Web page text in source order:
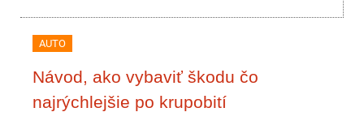
AUTO
Návod, ako vybaviť škodu čo
najrýchlejšie po krupobití